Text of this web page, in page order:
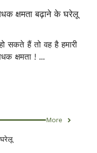
क्षमता बढ़ाने के घरेलू
सकते हैं तो वह है हमारी
क्षमता ! ...
More